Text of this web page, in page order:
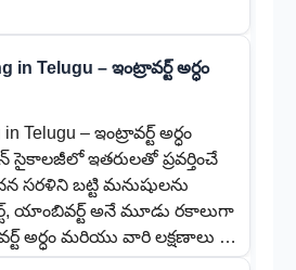
in Telugu – ఇంట్రావర్ట్ అర్ధం
Telugu – ఇంట్రావర్ట్ అర్ధం
సైకాలజీలో ఇతరులతో ప్రవర్తించే
సరళిని బట్టి మనుషులను
యాంబివర్ట్ అనే మూడు రకాలుగా
అర్ధం మరియు వారి లక్షణాలు …